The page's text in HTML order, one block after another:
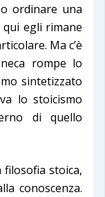
ordinare una
qui egli rimane
Ma c’è
rompe lo
sintetizzato
lo stoicismo
di quello
filosofia stoica,
conoscenza.